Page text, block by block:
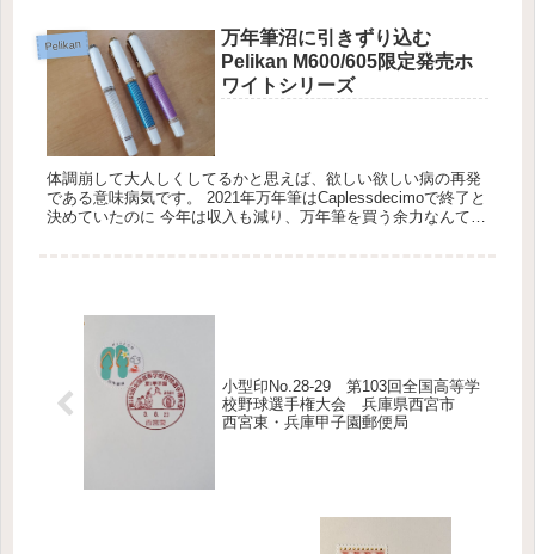
Pelikan
万年筆沼に引きずり込む
Pelikan M600/605限定発売ホ
ワイトシリーズ
体調崩して大人しくしてるかと思えば、欲しい欲しい病の再発
である意味病気です。 2021年万年筆はCaplessdecimoで終了と
決めていたのに 今年は収入も減り、万年筆を買う余力なんて全
小型印No.28-29 第103回全国高等学
校野球選手権大会 兵庫県西宮市
西宮東・兵庫甲子園郵便局